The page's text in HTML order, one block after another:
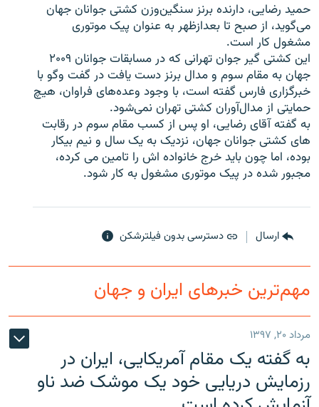
فرکانس‌ها
گزارش‌های تصویری
گزارش‌های ویدئویی
زنان فردا
English
به ما بپیوندید
حميد رضايی، دارنده برنز سنگين‌وزن کشتی جوانان جهان
می‌گويد، از صبح تا بعدازظهر به عنوان پيک موتوری
مشغول کار است.
اين کشتی گير جوان تهرانی که در مسابقات جوانان ۲۰۰۹
جهان به مقام سوم و مدال برنز دست يافت در گفت وگو با
خبرگزاری فارس گفته است، با وجود وعده‌های فراوان، هيچ
حمايتی از مدال‌آوران کشتی تهران نمی‌شود.
به گفته آقای رضايی، او پس از کسب مقام سوم در رقابت
های کشتی جوانان جهان، نزديک به يک سال و نيم بيکار
بوده، اما چون بايد خرج خانواده اش را تامين می ‌کرده،
مجبور شده در پيک موتوری مشغول به کار شود.
ارسال دسترسی بدون فیلترشکن
مهم‌ترین خبرهای ایران و جهان
مرداد ۲۰, ۱۳۹۷
به گفته یک مقام آمریکایی، ایران در
رزمایش دریایی خود یک موشک ضد ناو